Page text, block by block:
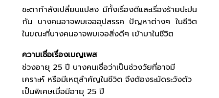
ชะตากำลังเปลี่ยนแปลง มีทั้งเรื่องดีและเรื่องร้ายปะปน
กัน บางคนอาจพบเจออุปสรรค ปัญหาต่างๆ ในชีวิต
ในขณะที่บางคนอาจพบเจอสิ่งดีๆ เข้ามาในชีวิต
ความเชื่อเรื่องเบญเพส
ช่วงอายุ 25 ปี บางคนเชื่อว่าเป็นช่วงวัยที่อาจมี
เคราะห์ หรือมีเหตุสำคัญในชีวิต จึงต้องระมัดระวังตัว
เป็นพิเศษเมื่อมีอายุ 25 ปี